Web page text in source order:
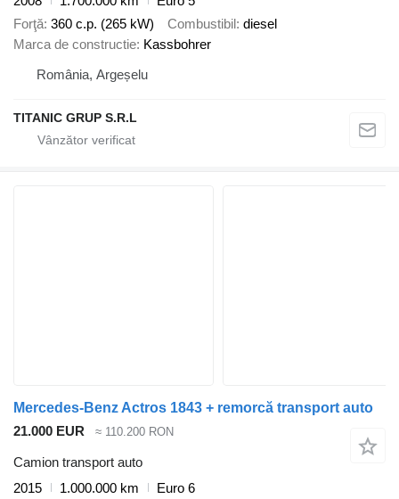
Forţă 360 c.p. (265 kW) Combustibil diesel
Marca de constructie Kassbohrer
România, Argeșelu
TITANIC GRUP S.R.L
Mercedes-Benz Actros 1843 + remorcă transport auto
21.000 EUR
≈ 110.200 RON
Camion transport auto
2015
1.000.000 km
Euro 6